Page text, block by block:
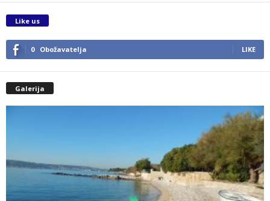
Like us
0 Obožavatelja LIKE
Galerija